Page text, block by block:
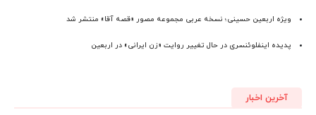
ویژه اربعین حسینی؛ نسخه عربی مجموعه مصور «قصه آقا» منتشر شد
پدیده اینفلوئنسری در حال تغییر روایت «زن ایرانی» در اربعین
آخرین اخبار